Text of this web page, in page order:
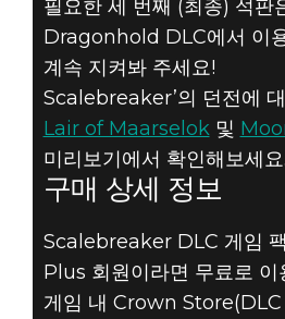
필요한 세 번째 (최종) 석판
Dragonhold DLC에서 이
계속 지켜봐 주세요!
Scalebreaker’의 던전에
Lair of Maarselok및
미리보기에서 확인해보세요.
구매 상세 정보
Scalebreaker DLC 게임
Plus 회원이라면 무료로 이
게임 내 Crown Store(DLC